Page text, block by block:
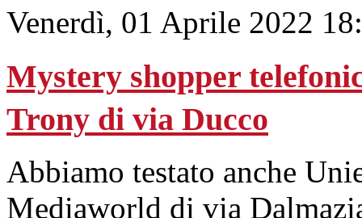
Venerdì, 01 Aprile 2022
Mystery shopper
Trony di via Ducco
Abbiamo testato anche
Mediaworld di via